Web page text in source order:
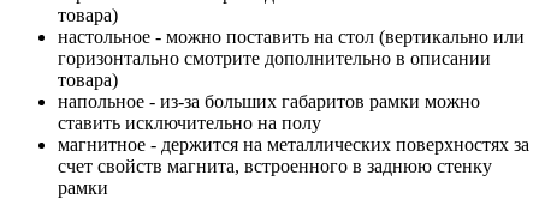
товара)
настольное - можно поставить на стол (вертикально или
горизонтально смотрите дополнительно в описании
товара)
напольное - из-за больших габаритов рамки можно
ставить исключительно на полу
магнитное - держится на металлических поверхностях за
счет свойств магнита, встроенного в заднюю стенку
рамки